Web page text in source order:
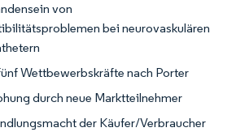
von
bei neurovaskulären
Wettbewerbskräfte nach Porter
durch neue Marktteilnehmer
der Käufer/Verbraucher